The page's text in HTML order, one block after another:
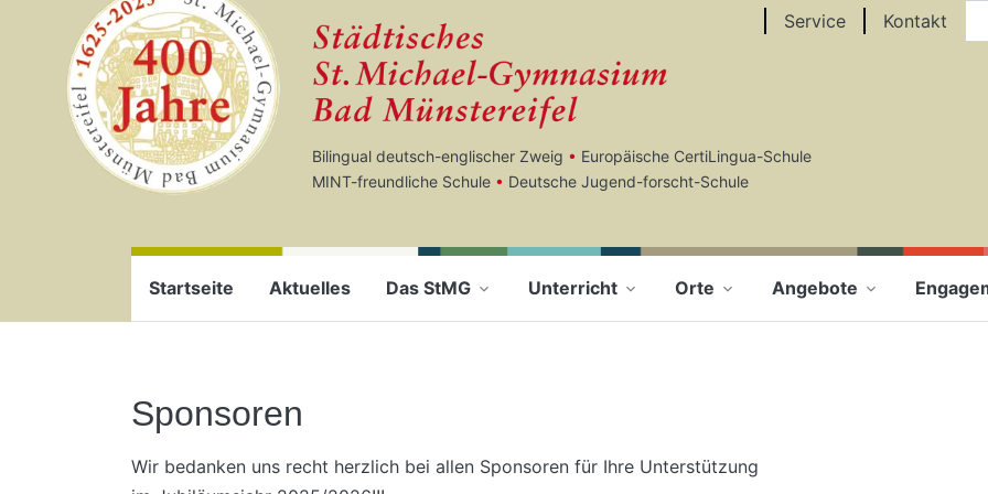
Zum Seiteninhalt springen
Bilingual deutsch-englischer Zweig • Europäische CertiLingua-Schule
MINT-freundliche Schule • Deutsche Jugend-forscht-Schule
Startseite Aktuelles Das StMG Unterricht Orte Angebote
Service Kontakt
Sponsoren
Wir bedanken uns recht herzlich bei allen Sponsoren für Ihre Unterstützung